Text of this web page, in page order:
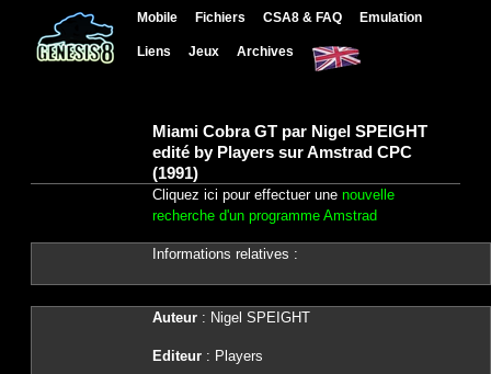
Mobile Fichiers CSA8 & FAQ Emulation
Liens Jeux Archives
Miami Cobra GT par Nigel SPEIGHT
edité by Players sur Amstrad CPC
(1991)
Cliquez ici pour effectuer une nouvelle
recherche d'un programme Amstrad
Informations relatives :
Auteur: Nigel SPEIGHT
Editeur: Players